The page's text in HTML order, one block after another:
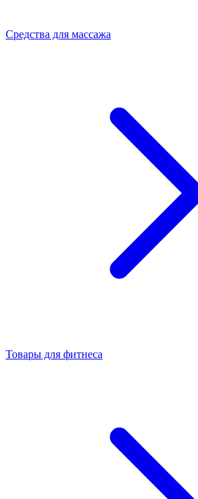
Средства для массажа
Товары для фитнеса